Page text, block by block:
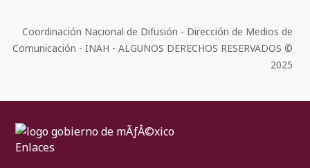
Coordinación Nacional de Difusión - Dirección de Medios de
Comunicación - INAH - ALGUNOS DERECHOS RESERVADOS ©
2025
Enlaces